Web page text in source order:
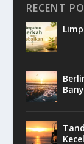
RECENT